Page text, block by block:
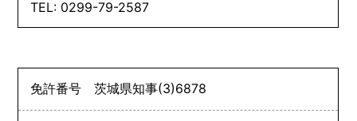
TEL: 0299-79-2587
免許番号茨城県知事(3)6878